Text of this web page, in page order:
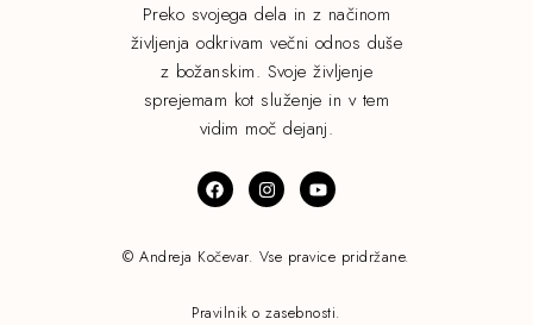
Preko svojega dela in z načinom
življenja odkrivam večni odnos duše
z božanskim. Svoje življenje
sprejemam kot služenje in v tem
vidim moč dejanj.
© Andreja Kočevar. Vse pravice pridržane.
Pravilnik o zasebnosti.